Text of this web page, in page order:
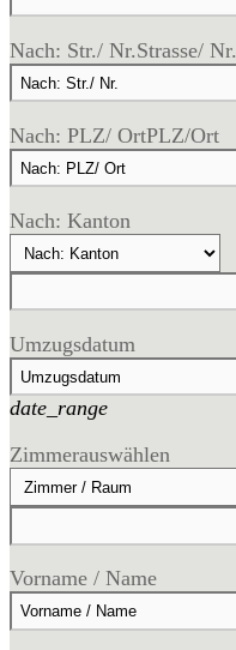
Nach: Str./ Nr.Strasse/ Nr.
Nach: PLZ/ OrtPLZ/Ort
Nach: Kanton
Umzugsdatum
date_range
Zimmerauswählen
Vorname / Name